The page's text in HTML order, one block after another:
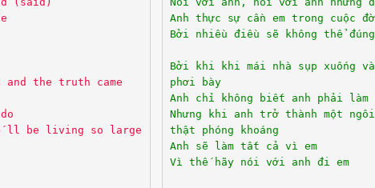
and the truth came
be living so large
Anh thực sự cần em trong cuộc
Bởi nhiều điều sẽ không thể
Bởi khi khi mái nhà sụp xuống
phơi bày
Anh chỉ không biết anh phải làm
Nhưng khi anh trở thành một
thật phóng khoáng
Anh sẽ làm tất cả vì em
Vì thế hãy nói với anh đi em